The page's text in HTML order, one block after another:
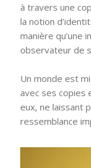
à travers une
la notion
manière qu’une
observateur de
Un monde est
avec ses copies
eux, ne laissant
ressemblance